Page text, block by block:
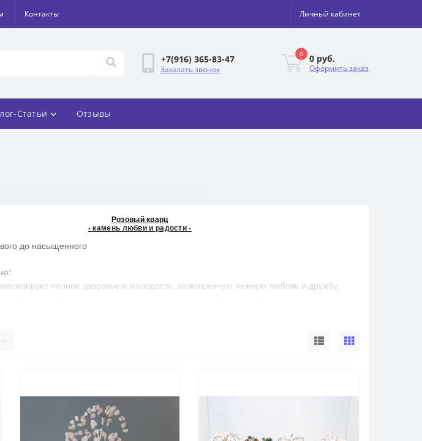
Контакты Личный кабинет
+7(916) 365-83-47
Заказать звонок
0 0 руб.
Оформить заказ
Статьи Отзывы
Розовый кварц
- камень любви и радости -
до насыщенного
полное здоровье и молодость, возвышенную нежную любовь и дружбу,
почек и циркуляцию крови в организме, функцию половых желез, увеличивает
: Карелия, Алтай, Чита и др.
: Казахстан, Средняя Азия, Бразилия, Мадагаскар, США и др.